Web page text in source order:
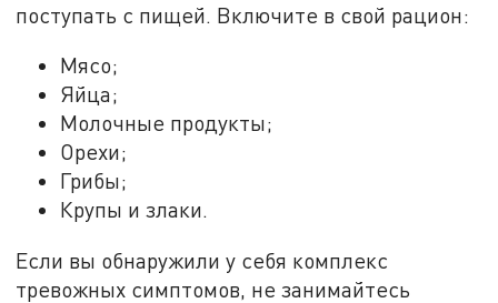
поступать с пищей. Включите в свой рацион:
Мясо;
Яйца;
Молочные продукты;
Орехи;
Грибы;
Крупы и злаки.
Если вы обнаружили у себя комплекс
тревожных симптомов, не занимайтесь